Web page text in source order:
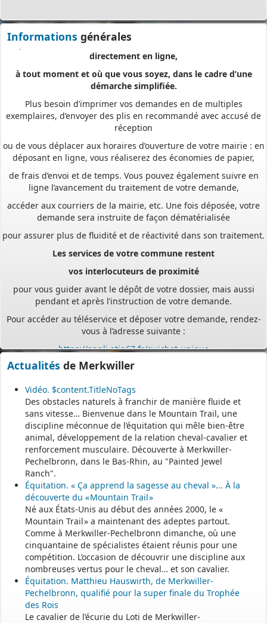
Informations générales
poursaisir et déposer toutes les pièces de votre dossier
à tout moment et où que vous soyez, dans le cadre d’une
démarche simplifiée.
Plus besoin d’imprimer vos demandes en de multiples
exemplaires, d’envoyer des plis en recommandé avec accusé de
réception
ou de vous déplacer aux horaires d’ouverture de votre mairie : en
déposant en ligne, vous réaliserez des économies de papier,
de frais d’envoi et de temps. Vous pouvez également suivre en
ligne l’avancement du traitement de votre demande,
accéder aux courriers de la mairie, etc. Une fois déposée, votre
demande sera instruite de façon dématérialisée
pour assurer plus de fluidité et de réactivité dans son traitement.
Les services de votre commune restent
vos interlocuteurs de proximité
pour vous guider avant le dépôt de votre dossier, mais aussi
pendant et après l’instruction de votre demande.
Pour accéder au téléservice et déposer votre demande, rendez-
vous à l’adresse suivante :
https://appli.atip67.fr/guichet-unique
- - - - - - - - - - - - - - - - - -
Vous trouverez les listes des assistants maternels
et MAM par commune sur le site : https://www.bas-rhin.fr/carte-
assistants-maternels-bas-rhin/.
Il est mis à jour tous les vendredis.
Le sitehttps://monenfant.fr/de la CAF présente les disponibilités
des assistants maternels.
- - - - - - - - - - - - - - - - - -
Permanence mairie
Le secrétariat est fermé le samedi matin.
Une permanence est assurée par le maire, sur rendez-vous.
Actualités de Merkwiller
Vidéo. $content.TitleNoTags
Des obstacles naturels à franchir de manière fluide et
sans vitesse… Bienvenue dans le Mountain Trail, une
discipline méconnue de l’équitation qui mêle bien-être
animal, développement de la relation cheval-cavalier et
renforcement musculaire. Découverte à Merkwiller-
Pechelbronn, dans le Bas-Rhin, au "Painted Jewel
Ranch".
Équitation. « Ça apprend la sagesse au cheval »... À la
découverte du « Mountain Trail »
Né aux États-Unis au début des années 2000, le «
Mountain Trail » a maintenant des adeptes partout.
Comme à Merkwiller-Pechelbronn dimanche, où une
cinquantaine de spécialistes étaient réunis pour une
compétition. L’occasion de découvrir une discipline aux
nombreuses vertus pour le cheval… et son cavalier.
Équitation. Matthieu Hauswirth, de Merkwiller-
Pechelbronn, qualifié pour la super finale du Trophée
des Rois
Le cavalier de l’écurie du Loti de Merkwiller-